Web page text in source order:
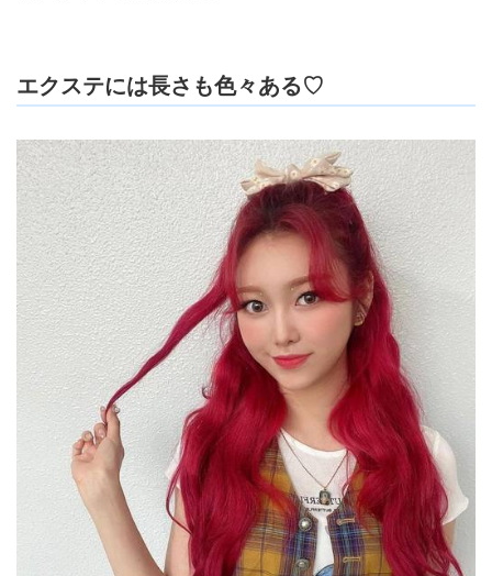
エクステには長さも色々ある♡